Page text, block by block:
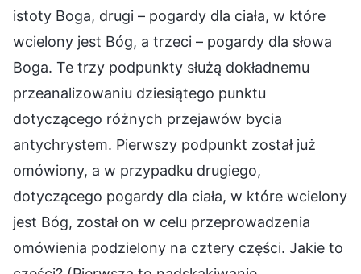
istoty Boga, drugi – pogardy dla ciała, w które
wcielony jest Bóg, a trzeci – pogardy dla słowa
Boga. Te trzy podpunkty służą dokładnemu
przeanalizowaniu dziesiątego punktu
dotyczącego różnych przejawów bycia
antychrystem. Pierwszy podpunkt został już
omówiony, a w przypadku drugiego,
dotyczącego pogardy dla ciała, w które wcielony
jest Bóg, został on w celu przeprowadzenia
omówienia podzielony na cztery części. Jakie to